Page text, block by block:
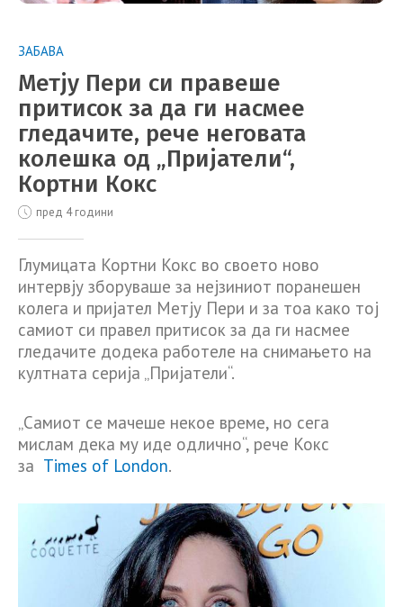
ЗАБАВА
Метју Пери си правеше
притисок за да ги насмее
гледачите, рече неговата
колешка од „Пријатели“,
Кортни Кокс
пред 4 години
Глумицата Кортни Кокс во своето ново
интервју зборуваше за нејзиниот поранешен
колега и пријател Метју Пери и за тоа како тој
самиот си правел притисок за да ги насмее
гледачите додека работеле на снимањето на
култната серија „Пријатели“.
„Самиот се мачеше некое време, но сега
мислам дека му иде одлично“, рече Кокс
за Times of London.